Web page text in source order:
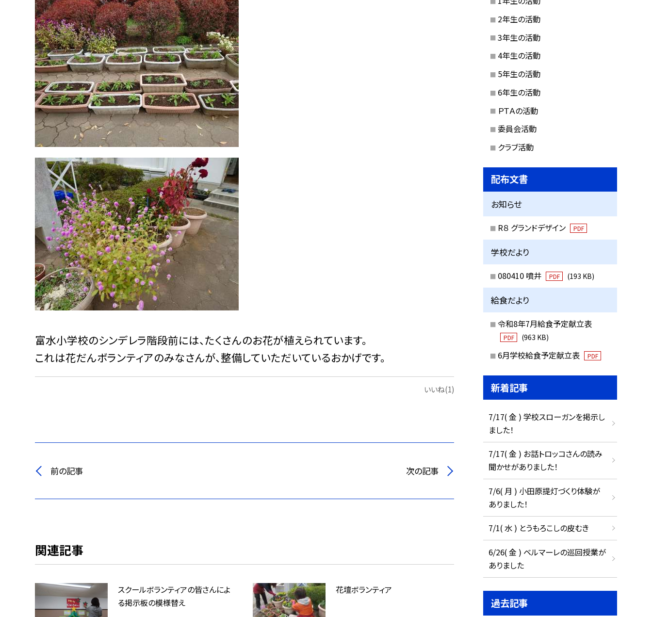
富水小学校のシンデレラ階段前には、たくさんのお花が植えられています。
これは花だんボランティアのみなさんが、整備していただいているおかげです。
いいね(1)
前の記事 次の記事
関連記事
スクールボランティアの皆さんによ
る掲示板の模様替え
花壇ボランティア
2年生の活動
3年生の活動
4年生の活動
5年生の活動
6年生の活動
ＰＴＡの活動
委員会活動
クラブ活動
配布文書
お知らせ
R８ グランドデザイン PDF
学校だより
080410 噴井 PDF (193 KB)
給食だより
令和8年7月給食予定献立表
PDF (963 KB)
6月学校給食予定献立表 PDF
新着記事
7/17( 金 ) 学校スローガンを掲示し
ました！
7/17( 金 ) お話トロッコさんの読み
聞かせがありました！
7/6( 月 ) 小田原提灯づくり体験が
ありました！
7/1( 水 ) とうもろこしの皮むき
6/26( 金 ) ベルマーレの巡回授業が
ありました
過去記事